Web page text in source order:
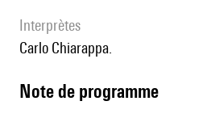
interprètes
Carlo Chiarappa.
Note de programme